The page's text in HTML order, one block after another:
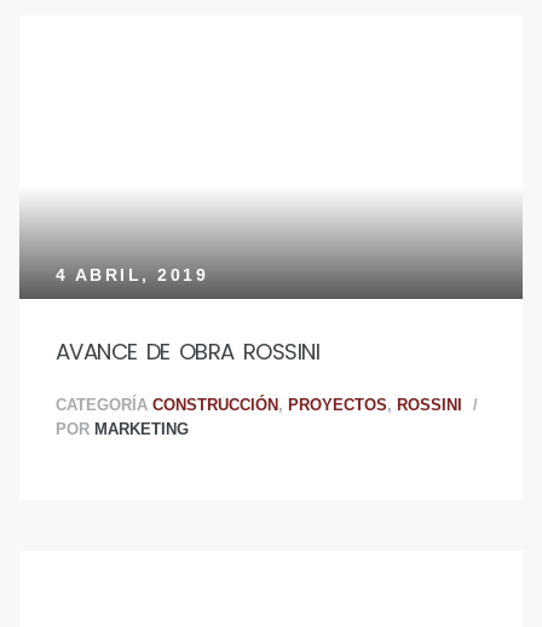
4 ABRIL, 2019
AVANCE DE OBRA ROSSINI
CATEGORÍA CONSTRUCCIÓN , PROYECTOS, ROSSINI
POR MARKETING